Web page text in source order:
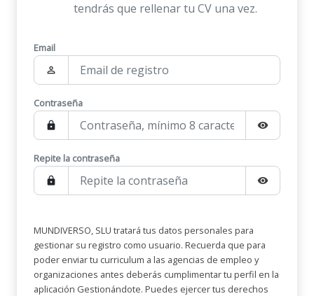
tendrás que rellenar tu CV una vez.
Email
person_outline
Contraseña
lock visibility
Repite la contraseña
lock visibility
MUNDIVERSO, SLU tratará tus datos personales para
gestionar su registro como usuario. Recuerda que para
poder enviar tu curriculum a las agencias de empleo y
organizaciones antes deberás cumplimentar tu perfil en la
aplicación Gestionándote. Puedes ejercer tus derechos